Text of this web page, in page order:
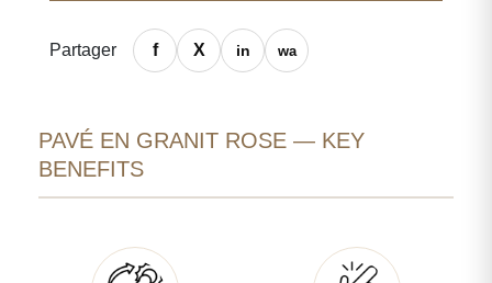
Partager
PAVÉ EN GRANIT ROSE — KEY
BENEFITS